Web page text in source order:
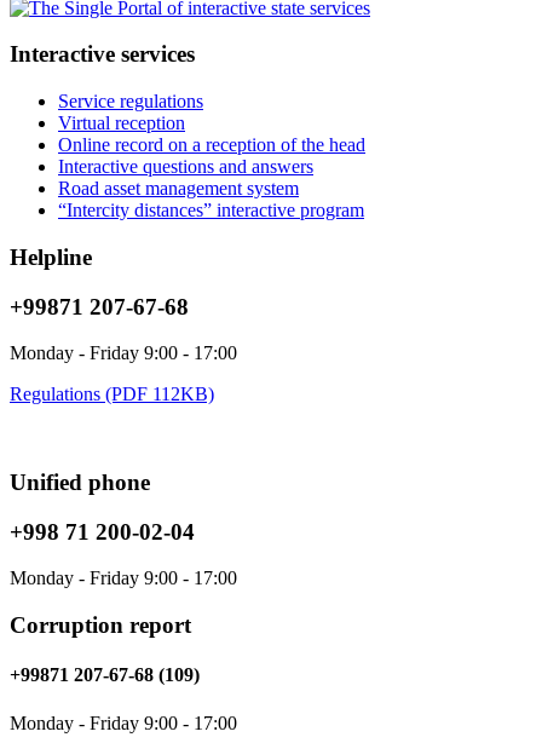
Interactive services
Service regulations
Virtual reception
Online record on a reception of the head
Interactive questions and answers
Road asset management system
“Intercity distances” interactive program
Helpline
+99871 207-67-68
Monday - Friday 9:00 - 17:00
Regulations (PDF 112KB)
Unified phone
+998 71 200-02-04
Monday - Friday 9:00 - 17:00
Corruption report
+99871 207-67-68 (109)
Monday - Friday 9:00 - 17:00